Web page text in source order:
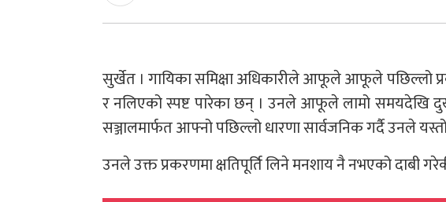
सुर्खेत । गायिका समिक्षा अधिकारीले आफूले आफूले पछिल्लो
र नलिएको स्पष्ट पारेका छन् । उनले आफूले लामो समयदेखि
सञ्जालमार्फत आफ्नो पछिल्लो धारणा सार्वजनिक गर्दै उनले
उनले उक्त प्रकरणमा क्षतिपूर्ति लिने मनशाय नै नभएको दाबी